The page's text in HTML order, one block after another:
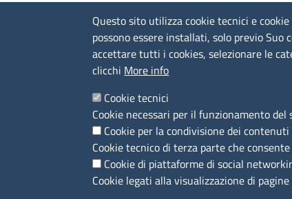
COLLEGAMENTI VELOCI
Colloqui di primo orientamento
Colloqui specialistici
Sportelli territoriali
Questo sito utilizza cookie tecnici e
possono essere installati, solo previo
accettare tutti i cookies, selezionare le
clicchi More info
Cookie tecnici
Cookie necessari per il funzionamento
Cookie per la condivisione dei
Cookie tecnico di terza parte che
Cookie di piattaforme di social
Cookie legati alla visualizzazione di